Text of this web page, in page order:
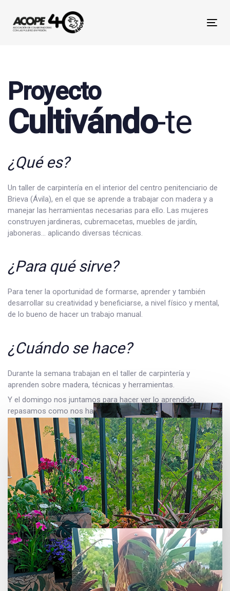
links
primary
content
Proyecto
Cultivándo-te
¿Qué es?
Un taller de carpintería en el interior del centro penitenciario de
Brieva (Ávila), en el que se aprende a trabajar con madera y a
manejar las herramientas necesarias para ello. Las mujeres
construyen jardineras, cubremacetas, muebles de jardín,
jaboneras… aplicando diversas técnicas.
¿Para qué sirve?
Para tener la oportunidad de formarse, aprender y también
desarrollar su creatividad y beneficiarse, a nivel físico y mental,
de lo bueno de hacer un trabajo manual.
¿Cuándo se hace?
Durante la semana trabajan en el taller de carpintería y
aprenden sobre madera, técnicas y herramientas.
Y el domingo nos juntamos para hacer ver lo aprendido,
repasamos como nos ha ido y compartimos nuestros avances
y también dificultades.